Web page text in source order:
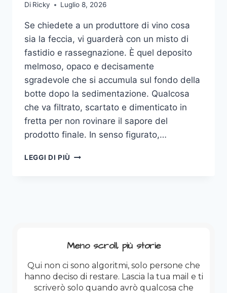
Di Ricky Luglio 8, 2026
Se chiedete a un produttore di vino cosa
sia la feccia, vi guarderà con un misto di
fastidio e rassegnazione. È quel deposito
melmoso, opaco e decisamente
sgradevole che si accumula sul fondo della
botte dopo la sedimentazione. Qualcosa
che va filtrato, scartato e dimenticato in
fretta per non rovinare il sapore del
prodotto finale. In senso figurato,…
LEGGI DI PIÙ L’ELOGIO
Meno scroll, più storie
Qui non ci sono algoritmi, solo persone che
hanno deciso di restare. Lascia la tua mail e ti
scriverò solo quando avrò qualcosa che